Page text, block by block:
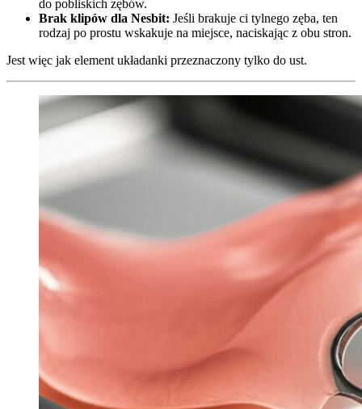
do pobliskich zębów.
Brak klipów dla Nesbit: Jeśli brakuje ci tylnego zęba, ten
rodzaj po prostu wskakuje na miejsce, naciskając z obu stron.
Jest więc jak element układanki przeznaczony tylko do ust.